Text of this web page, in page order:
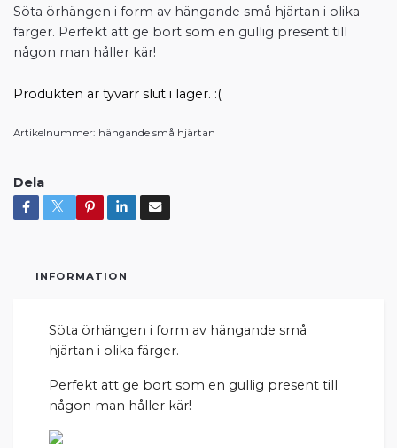
Söta örhängen i form av hängande små hjärtan i olika
färger. Perfekt att ge bort som en gullig present till
någon man håller kär!
Produkten är tyvärr slut i lager. :(
Artikelnummer: hängande små hjärtan
Dela
INFORMATION
Söta örhängen i form av hängande små
hjärtan i olika färger.
Perfekt att ge bort som en gullig present till
någon man håller kär!